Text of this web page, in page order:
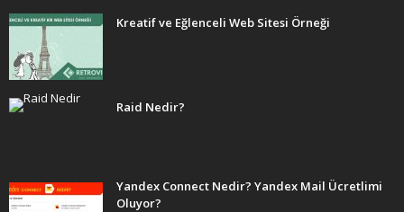
Kreatif ve Eğlenceli Web Sitesi Örneği
Raid Nedir?
Yandex Connect Nedir? Yandex Mail Ücretlimi
Oluyor?